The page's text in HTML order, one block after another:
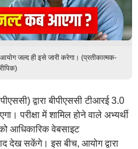
जल्द ही इसे जारी करेगा। (प्रतीकात्मक-
द्वारा बीपीएससी टीआरई 3.0
परीक्षा में शामिल होने वाले अभ्यर्थी
आधिकारिक वेबसाइट
देख सकेंगे। इस बीच, आयोग द्वारा